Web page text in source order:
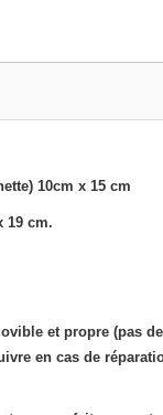
10cm x 15 cm
19 cm.
et propre (pas
en cas de